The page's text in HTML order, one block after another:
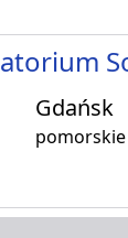
Gdańsk
pomorskie